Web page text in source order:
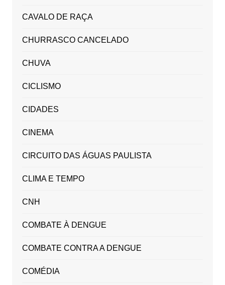
CAVALO DE RAÇA
CHURRASCO CANCELADO
CHUVA
CICLISMO
CIDADES
CINEMA
CIRCUITO DAS ÁGUAS PAULISTA
CLIMA E TEMPO
CNH
COMBATE À DENGUE
COMBATE CONTRA A DENGUE
COMÉDIA